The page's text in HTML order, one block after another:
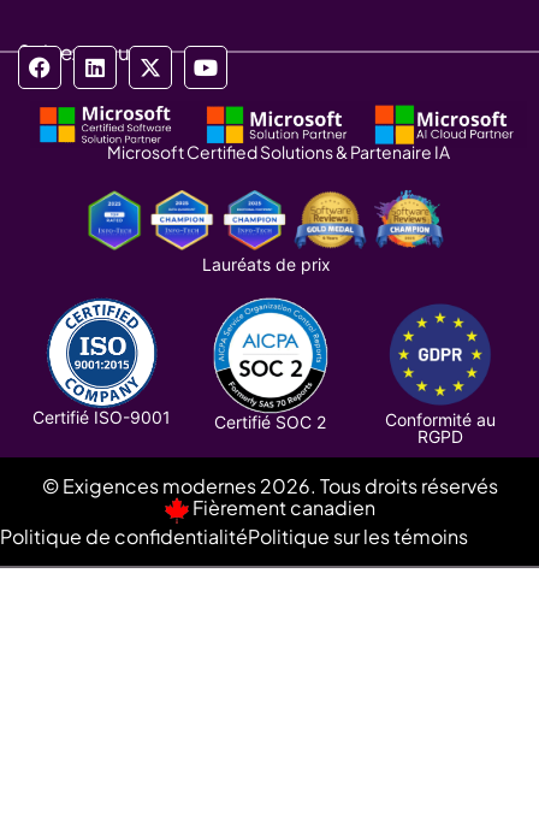
Suivez-nous
Microsoft Certified Solutions & Partenaire IA
Lauréats de prix
Certifié ISO-9001 Certifié SOC 2
Conformité au
RGPD
© Exigences modernes 2026. Tous droits réservés
Fièrement canadien
Politique de confidentialitéPolitique sur les témoins